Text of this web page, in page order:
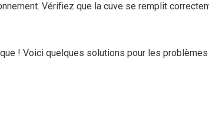
Vérifiez que la cuve se remplit
! Voici quelques solutions pour les